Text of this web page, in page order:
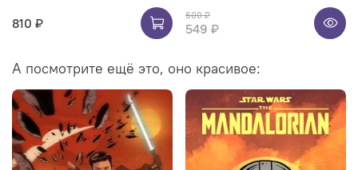
810 ₽ 600 ₽
549 ₽
А посмотрите ещё это, оно красивое: